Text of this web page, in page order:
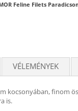
Feline Filets
VÉLEMÉNYEK
kocsonyában, finom
is.